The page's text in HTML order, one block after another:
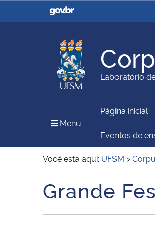
Casa Civil
Ministério da Agricultura,
Pecuária e Abastecimento
Ministério do Meio Ambiente
Laboratório
Menu
Página inicial
Eventos de
Você está aqui: UFSM >
Início do conteúdo
Grande